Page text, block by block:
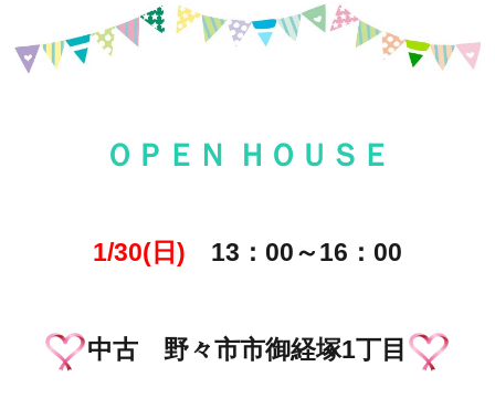
ＯＰＥＮ ＨＯＵＳＥ
1/30(日) 13：00～16：00
中古 野々市市御経塚1丁目